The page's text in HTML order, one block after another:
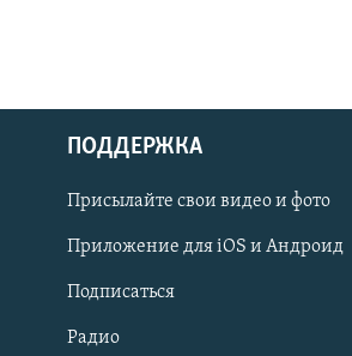
Українською
Qırımtatar
ПРИСОЕДИНЯЙТЕСЬ!
ПОДДЕРЖКА
Присылайте свои видео и фото
Приложение для iOS и Андроид
Подписаться
Радио